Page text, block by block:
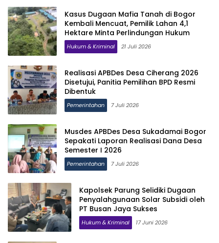
Kasus Dugaan Mafia Tanah di Bogor
Kembali Mencuat, Pemilik Lahan 4,1
Hektare Minta Perlindungan Hukum
Hukum & Kriminal 21 Juli 2026
Realisasi APBDes Desa Ciherang 2026
Disetujui, Panitia Pemilihan BPD Resmi
Dibentuk
Pemerintahan 7 Juli 2026
Musdes APBDes Desa Sukadamai Bogor
Sepakati Laporan Realisasi Dana Desa
Semester I 2026
Pemerintahan 7 Juli 2026
Kapolsek Parung Selidiki Dugaan
Penyalahgunaan Solar Subsidi oleh
PT Busan Jaya Sukses
Hukum & Kriminal 17 Juni 2026